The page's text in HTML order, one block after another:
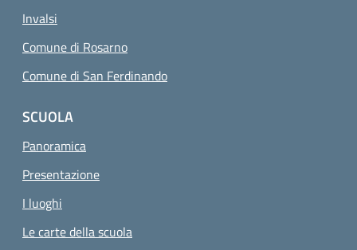
Invalsi
Comune di Rosarno
Comune di San Ferdinando
SCUOLA
Panoramica
Presentazione
I luoghi
Le carte della scuola